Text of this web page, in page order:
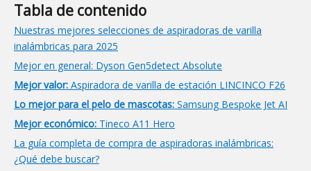
Tabla de contenido
Nuestras mejores selecciones de aspiradoras de varilla
inalámbricas para 2025
Mejor en general: Dyson Gen5detect Absolute
Mejor valor: Aspiradora de varilla de estación LINCINCO F26
Lo mejor para el pelo de mascotas: Samsung Bespoke Jet AI
Mejor económico: Tineco A11 Hero
La guía completa de compra de aspiradoras inalámbricas:
¿Qué debe buscar?